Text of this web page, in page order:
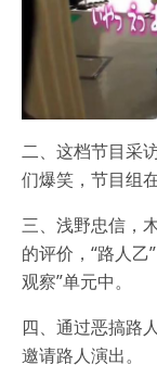
二、这档节目采
们爆笑，节目组
三、浅野忠信，
的评价，“路人
观察”单元中。
四、通过恶搞路
邀请路人演出。